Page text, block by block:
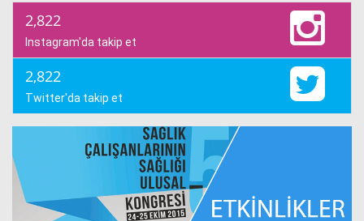
2,822
Instagram'da takip et
2,822
Twitter'da takip et